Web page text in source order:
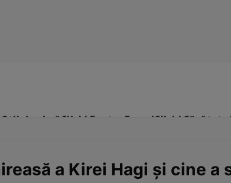
Stil de viațăClick! Pentru FemeiClick! Sănătate
a Kirei Hagi și cine a